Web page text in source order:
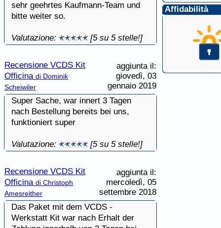
sehr geehrtes Kaufmann-Team und
bitte weiter so.
Valutazione: [5 su 5 stelle!]
Recensione VCDS Kit
Officina di Dominik
Scheiwiler
aggiunta il:
giovedì, 03
gennaio 2019
Super Sache, war innert 3 Tagen
nach Bestellung bereits bei uns,
funktioniert super
Valutazione: [5 su 5 stelle!]
Recensione VCDS Kit
Officina di Christoph
Amesreither
aggiunta il:
mercoledì, 05
settembre 2018
Das Paket mit dem VCDS -
Werkstatt Kit war nach Erhalt der
Affidabilità